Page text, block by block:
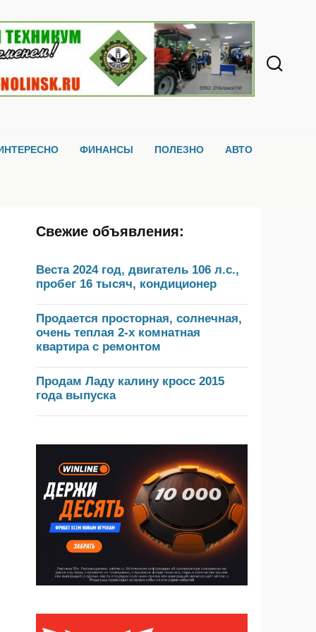
ФИНАНСЫ ПОЛЕЗНО АВТО
Свежие объявления:
Веста 2024 год, двигатель 106 л.с.,
пробег 16 тысяч, кондиционер
Продается просторная, солнечная,
очень теплая 2-х комнатная
квартира с ремонтом
Продам Ладу калину кросс 2015
года выпуска